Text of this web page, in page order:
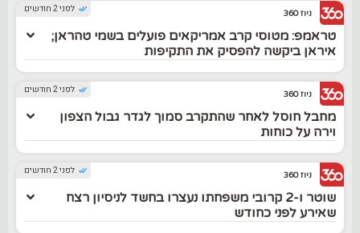
לפני 2 חודשים ניוז 360
טראמפ: מטוסי קרב אמריקאים פועלים בשמי טהראן;
איראן ביקשה להפסיק את התקיפות
לפני 2 חודשים ניוז 360
מחבל חוסל לאחר שהתקרב סמוך לגדר גבול הצפון
וירה על כוחות
לפני 2 חודשים ניוז 360
שוטר ו-2 קרובי משפחתו נעצרו בחשד לניסיון רצח
שאירע לפני כחודש